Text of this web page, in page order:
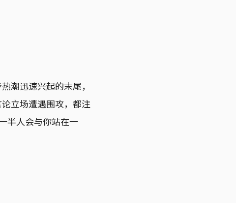
潮迅速兴起的末尾，
立场遭遇围攻，都注
半人会与你站在一